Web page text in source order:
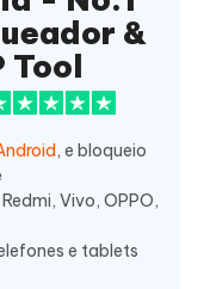
&
Tool
, e bloqueio
Vivo, OPPO,
e tablets